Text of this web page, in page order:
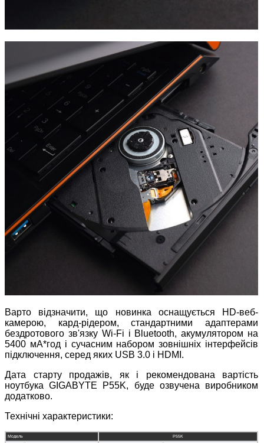
Варто відзначити, що новинка оснащується HD-веб-
камерою, кард-рідером, стандартними адаптерами
бездротового зв'язку Wi-Fi і Bluetooth, акумулятором на
5400 мА*год і сучасним набором зовнішніх інтерфейсів
підключення, серед яких USB 3.0 і HDMI.
Дата старту продажів, як і рекомендована вартість
ноутбука GIGABYTE P55K, буде озвучена виробником
додатково.
Технічні характеристики:
Модель
P55K